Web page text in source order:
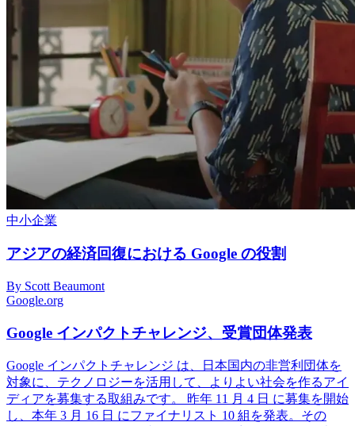
中小企業
アジアの経済回復における Google の役割
By Scott Beaumont
Google.org
Google インパクトチャレンジ、受賞団体発表
Google インパクトチャレンジ は、日本国内の非営利団体を
対象に、テクノロジーを活用して、よりよい社会を作るアイ
ディアを募集する取組みです。 昨年 11 月 4 日 に募集を開始
し、本年 3 月 16 日 にファイナリスト 10 組を発表。その